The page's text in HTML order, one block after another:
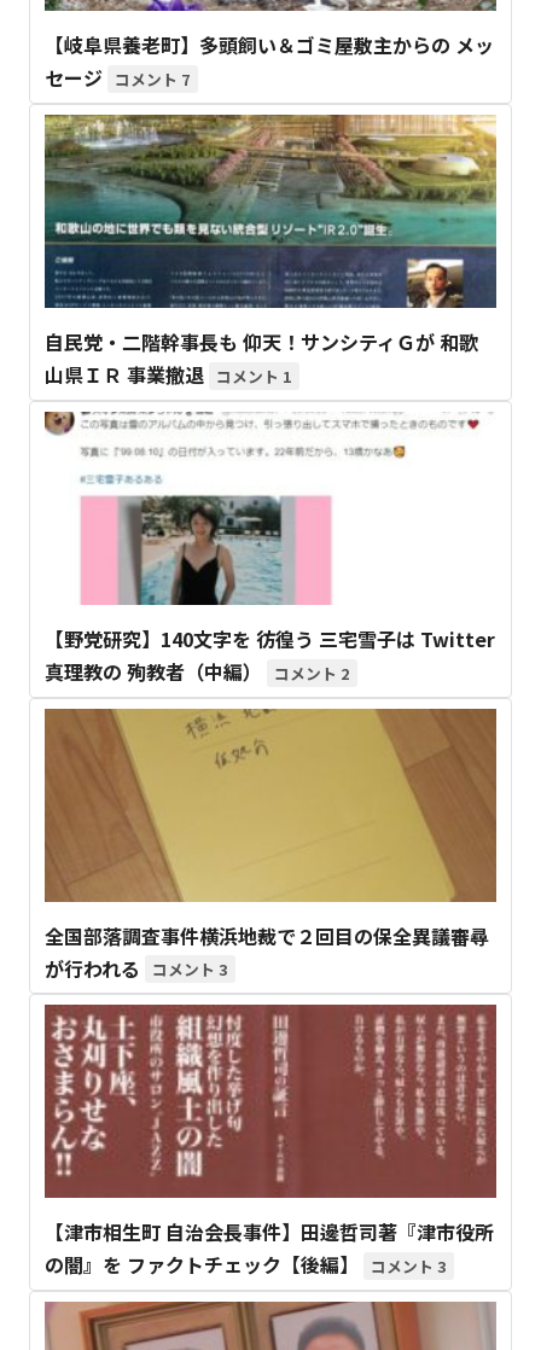
【岐阜県養老町】多頭飼い＆ゴミ屋敷主からの メッ
セージ
7
自民党・二階幹事長も 仰天！サンシティＧが 和歌
山県ＩＲ 事業撤退
1
【野党研究】140文字を 彷徨う 三宅雪子は Twitter
真理教の 殉教者（中編）
2
全国部落調査事件横浜地裁で２回目の保全異議審尋
が行われる
3
【津市相生町 自治会長事件】田邊哲司著『津市役所
の闇』を ファクトチェック【後編】
3